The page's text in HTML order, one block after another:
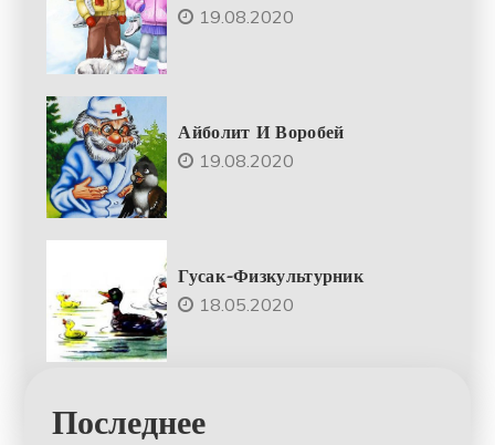
19.08.2020
Айболит И Воробей
19.08.2020
Гусак-Физкультурник
18.05.2020
Последнее